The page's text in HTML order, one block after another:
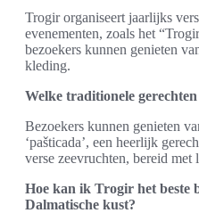
Trogir organiseert jaarlijks
evenementen, zoals het
bezoekers kunnen genieten
kleding.
Welke traditionele
Bezoekers kunnen genieten
‘pašticada’, een heerlijk
verse zeevruchten, bereid met
Hoe kan ik Trogir het beste
Dalmatische kust?